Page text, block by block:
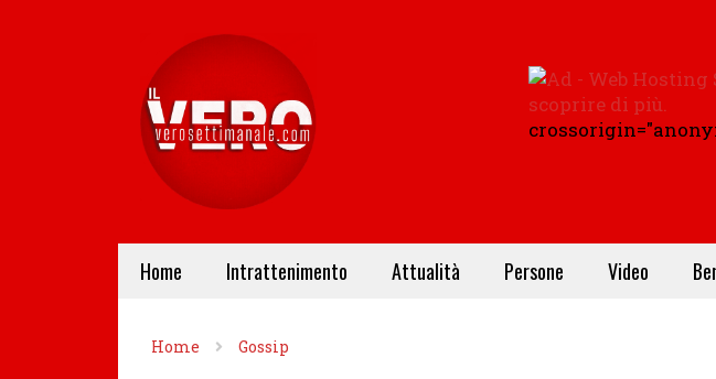
Home Intrattenimento Attualità Persone Video
Home Gossip